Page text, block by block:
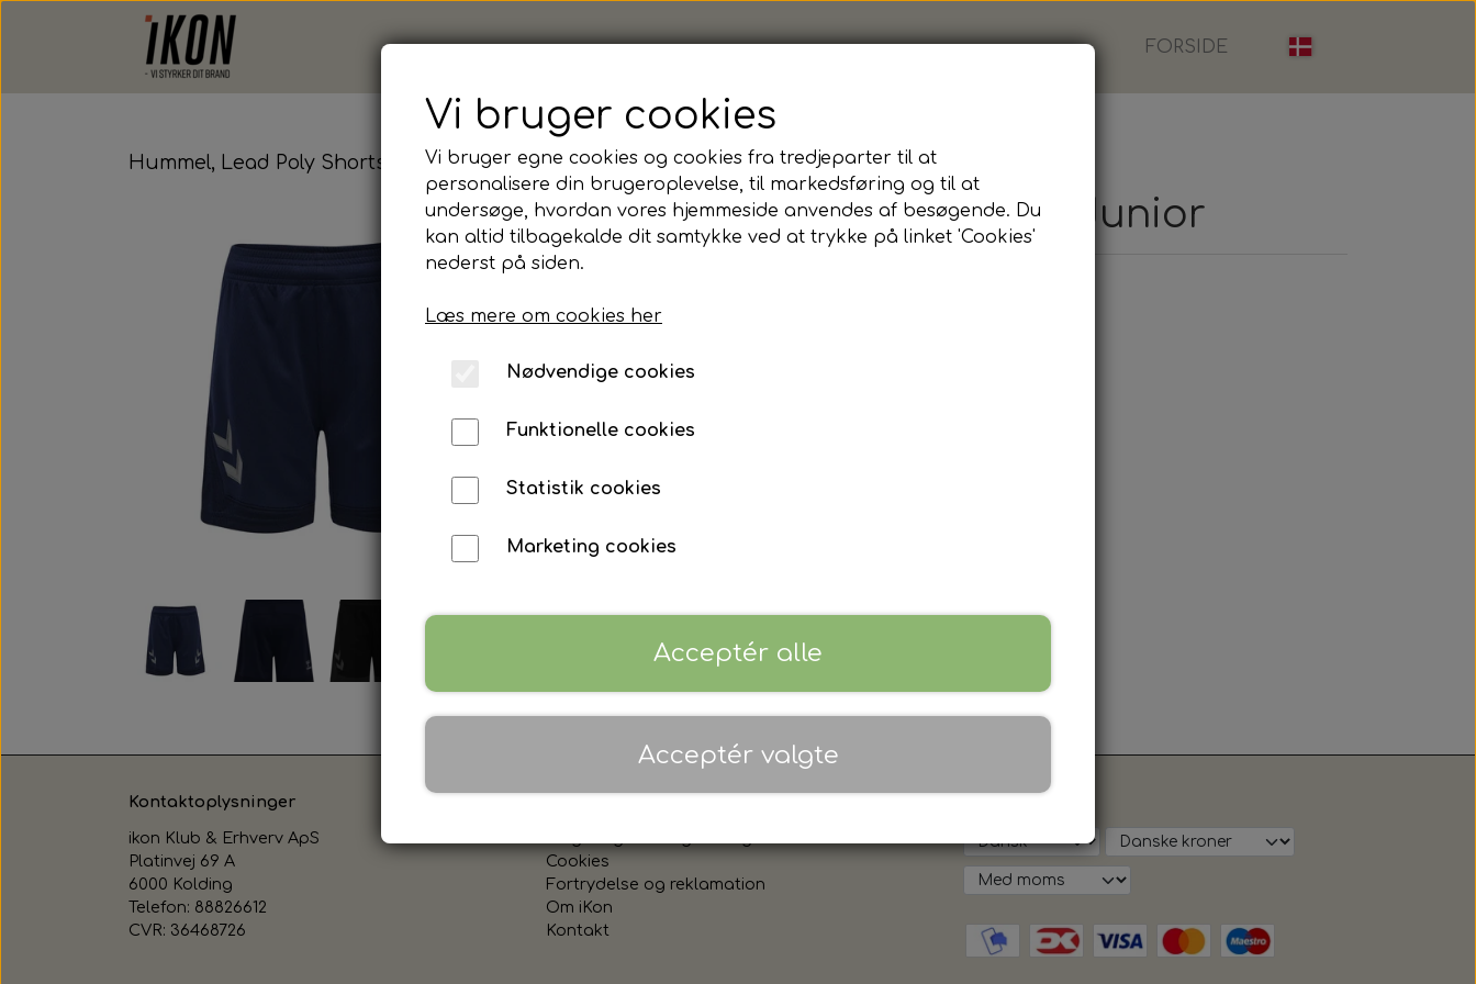
FORSIDE
Hummel, Lead Poly Shorts, Junior
Hummel, Lead Poly Shorts, Junior
Farve
- Vælg Farve før du kan vælge
Kontaktoplysninger
ikon Klub & Erhverv ApS
Platinvej 69 A
6000 Kolding
Telefon: 88826612
CVR: 36468726
Cookies
Fortrydelse og reklamation
Om iKon
Kontakt
Vi bruger cookies
Vi bruger egne cookies og cookies fra tredjeparter til at
personalisere din brugeroplevelse, til markedsføring og til at
undersøge, hvordan vores hjemmeside anvendes af besøgende. Du
kan altid tilbagekalde dit samtykke ved at trykke på linket 'Cookies'
nederst på siden.
Læs mere om cookies her
Nødvendige cookies
Funktionelle cookies
Statistik cookies
Marketing cookies
Acceptér alle
Acceptér valgte